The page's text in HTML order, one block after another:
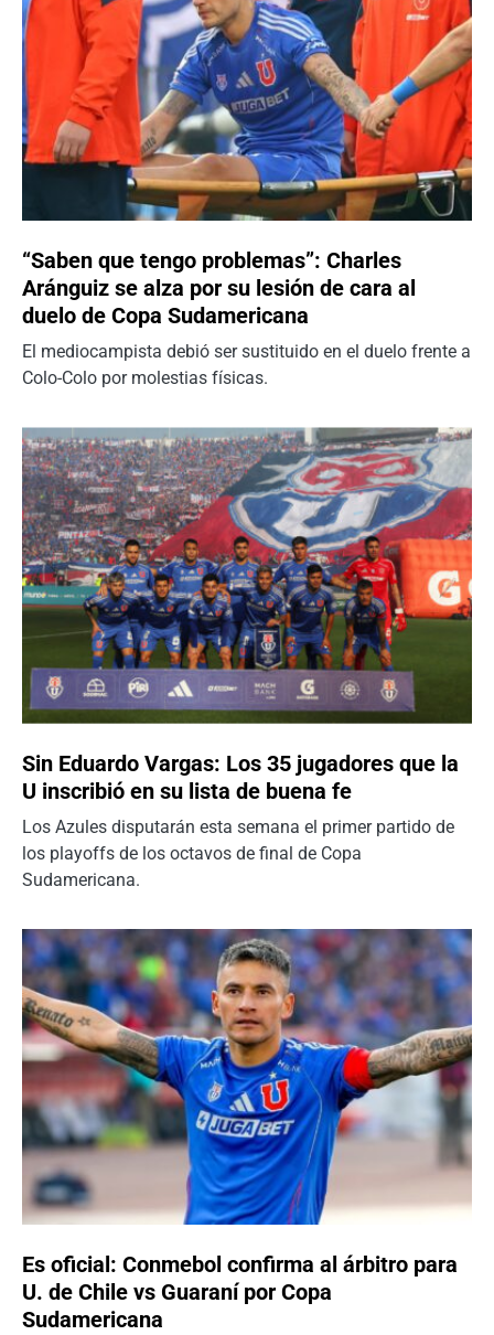
“Saben que tengo problemas”: Charles
Aránguiz se alza por su lesión de cara al
duelo de Copa Sudamericana
El mediocampista debió ser sustituido en el duelo frente a
Colo-Colo por molestias físicas.
Sin Eduardo Vargas: Los 35 jugadores que la
U inscribió en su lista de buena fe
Los Azules disputarán esta semana el primer partido de
los playoffs de los octavos de final de Copa
Sudamericana.
Es oficial: Conmebol confirma al árbitro para
U. de Chile vs Guaraní por Copa
Sudamericana